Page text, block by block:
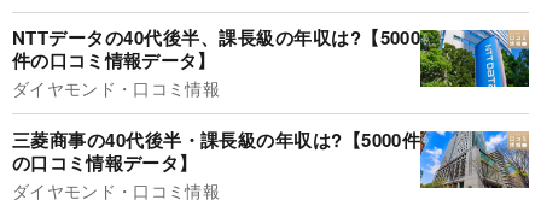
NTTデータの40代後半、課長級の年収は?【5000
件の口コミ情報データ】
ダイヤモンド・口コミ情報
三菱商事の40代後半・課長級の年収は?【5000件
の口コミ情報データ】
ダイヤモンド・口コミ情報